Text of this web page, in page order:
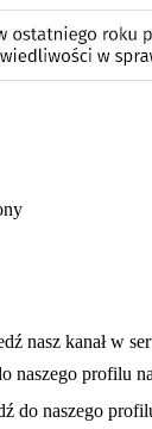
w nowej karcie
się w nowej karcie
nasz kanał w
karcie
naszego profilu
się w nowej karcie
do naszego